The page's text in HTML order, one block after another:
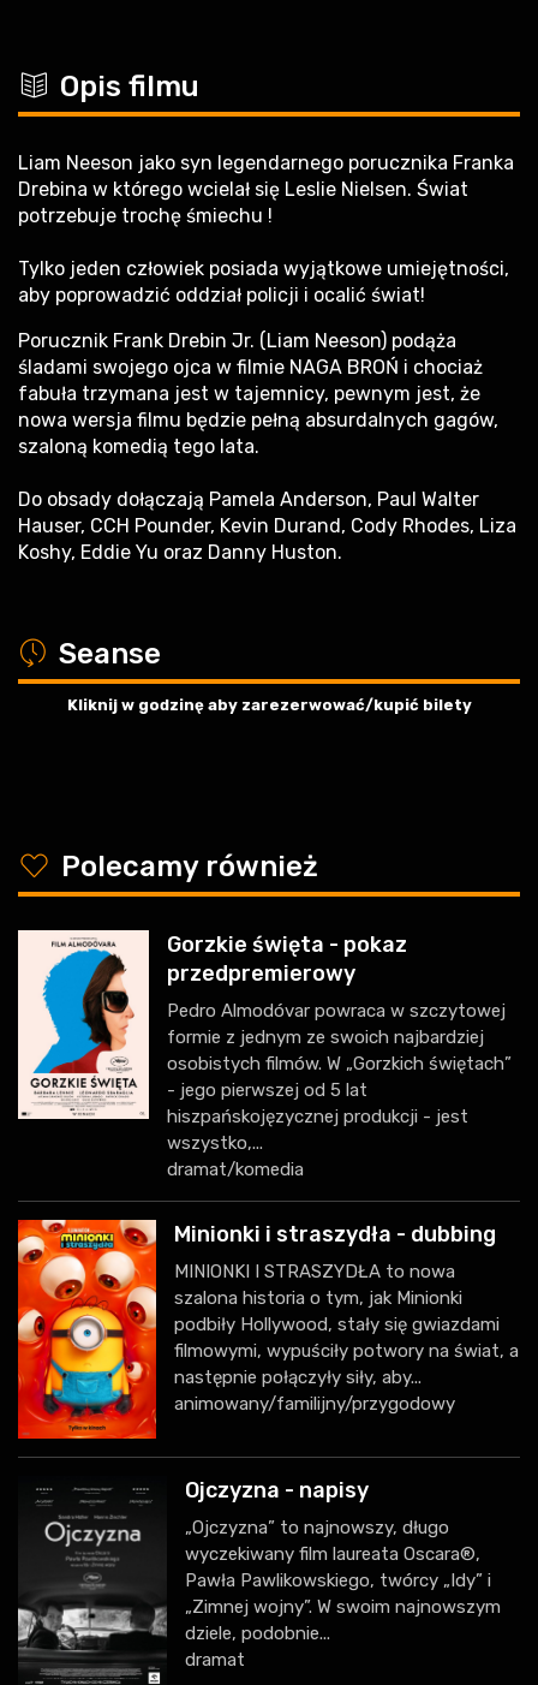
c Opis filmu
Liam Neeson jako syn legendarnego porucznika Franka
Drebina w którego wcielał się Leslie Nielsen. Świat
potrzebuje trochę śmiechu !
Tylko jeden człowiek posiada wyjątkowe umiejętności,
aby poprowadzić oddział policji i ocalić świat!
Porucznik Frank Drebin Jr. (Liam Neeson) podąża
śladami swojego ojca w filmie NAGA BROŃ i chociaż
fabuła trzymana jest w tajemnicy, pewnym jest, że
nowa wersja filmu będzie pełną absurdalnych gagów,
szaloną komedią tego lata.
Do obsady dołączają Pamela Anderson, Paul Walter
Hauser, CCH Pounder, Kevin Durand, Cody Rhodes, Liza
Koshy, Eddie Yu oraz Danny Huston.
a Seanse
Kliknij w godzinę aby zarezerwować/kupić bilety
y Polecamy również
Gorzkie święta - pokaz
przedpremierowy
Pedro Almodóvar powraca w szczytowej
formie z jednym ze swoich najbardziej
osobistych filmów. W „Gorzkich świętach”
- jego pierwszej od 5 lat
hiszpańskojęzycznej produkcji - jest
wszystko,...
dramat/komedia
Minionki i straszydła - dubbing
MINIONKI I STRASZYDŁA to nowa
szalona historia o tym, jak Minionki
podbiły Hollywood, stały się gwiazdami
filmowymi, wypuściły potwory na świat, a
następnie połączyły siły, aby...
animowany/familijny/przygodowy
Ojczyzna - napisy
„Ojczyzna” to najnowszy, długo
wyczekiwany film laureata Oscara®,
Pawła Pawlikowskiego, twórcy „Idy” i
„Zimnej wojny”. W swoim najnowszym
dziele, podobnie...
dramat